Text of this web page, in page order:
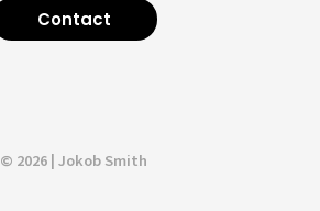
Contact
© 2026 | Jokob Smith